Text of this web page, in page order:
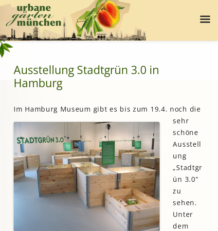
Ausstellung Stadtgrün 3.0 in
Hamburg
Im Hamburg Museum gibt es bis zum 19.4. noch die
sehr
schöne
Ausstell
ung
„Stadtgr
ün 3.0“
zu
sehen.
Unter
dem